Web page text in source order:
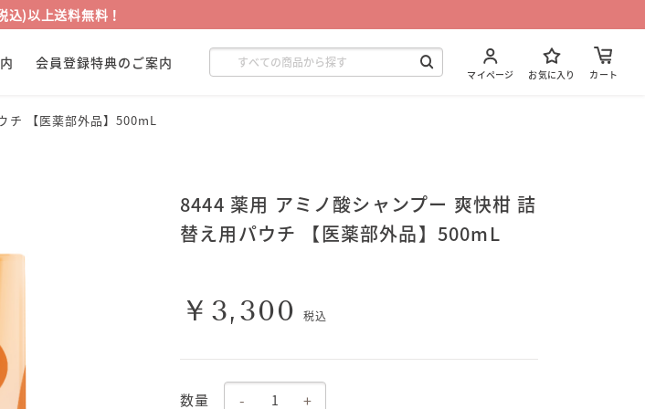
込)以上送料無料！
会員登録特典のご案内
マイページ お気に入り カート
チ 【医薬部外品】500mL
8444 薬用 アミノ酸シャンプー 爽快柑 詰
替え用パウチ 【医薬部外品】500mL
￥3,300 税込
数量 - +